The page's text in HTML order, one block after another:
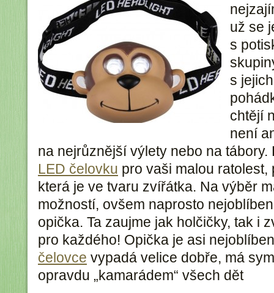
už se
s
s
chtějí
není
na nejrůznější výlety nebo na tábory.
LED čelovku pro vaši malou ratolest,
která je ve tvaru zvířátka. Na výběr
možností, ovšem naprosto
opička. Ta zaujme jak holčičky, tak i
pro každého! Opička je asi
čelovce vypadá velice dobře, má
opravdu „kamarádem“ všech dět